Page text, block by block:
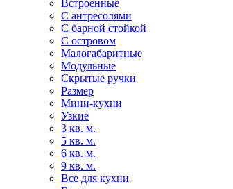
Встроенные
С антресолями
С барной стойкой
С островом
Малогабаритные
Модульные
Скрытые ручки
Размер
Мини-кухни
Узкие
3 кв. м.
5 кв. м.
6 кв. м.
9 кв. м.
Все для кухни